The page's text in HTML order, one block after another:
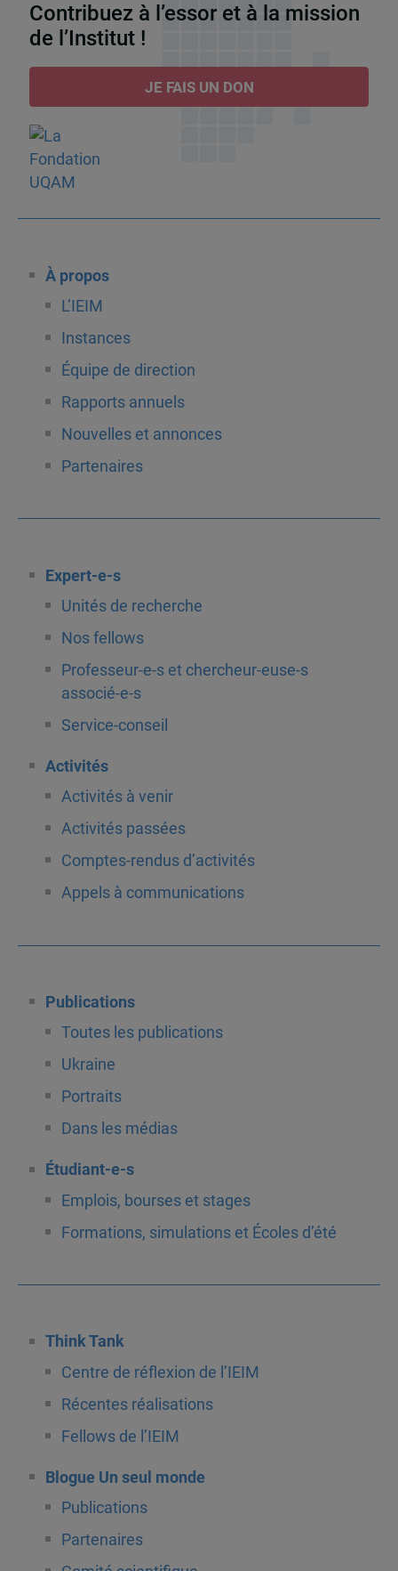
Contribuez à l’essor et à la mission
de l’Institut !
JE FAIS UN DON
À propos
L’IEIM
Instances
Équipe de direction
Rapports annuels
Nouvelles et annonces
Partenaires
Expert-e-s
Unités de recherche
Nos fellows
Professeur-e-s et chercheur-euse-s
associé-e-s
Service-conseil
Activités
Activités à venir
Activités passées
Comptes-rendus d’activités
Appels à communications
Publications
Toutes les publications
Ukraine
Portraits
Dans les médias
Étudiant-e-s
Emplois, bourses et stages
Formations, simulations et Écoles d’été
Think Tank
Centre de réflexion de l’IEIM
Récentes réalisations
Fellows de l’IEIM
Blogue Un seul monde
Publications
Partenaires